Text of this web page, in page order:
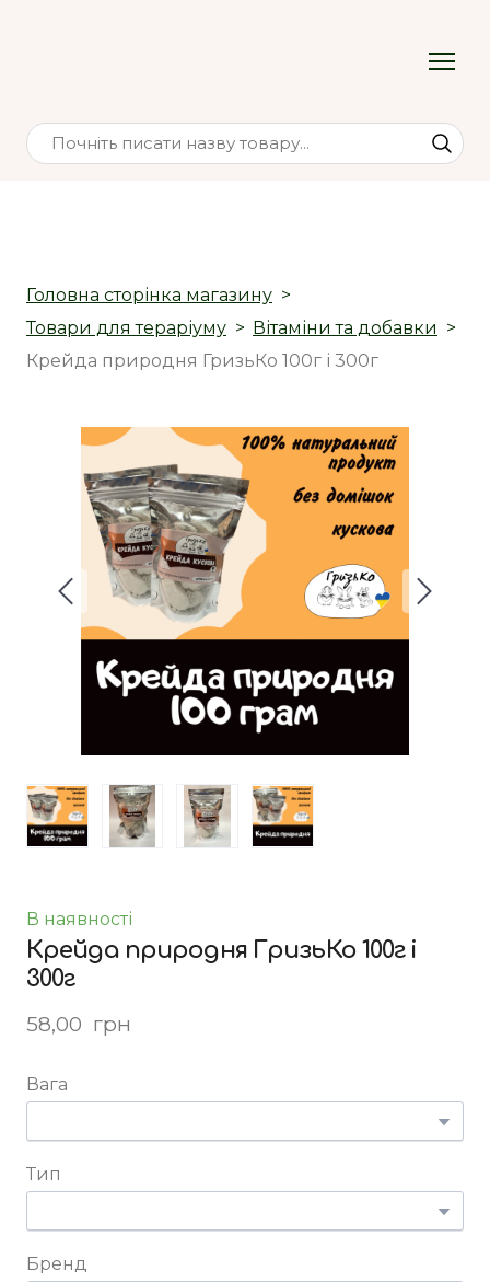
Головна сторінка магазину
Товари для тераріуму
Вітаміни та добавки
Крейда природня ГризьКо 100г і 300г
В наявності
Крейда природня ГризьКо 100г і
300г
58,00  грн
Вага
Тип
Бренд